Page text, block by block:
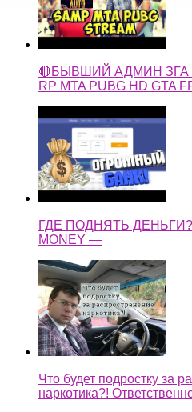
🔴БЫВШИЙ АДМИН ЗГА
RP MTA PUBG HD GTA
ГДЕ ПОДНЯТЬ ДЕНЬГИ?!
MONEY —
Что будет подростку за
наркотика?!